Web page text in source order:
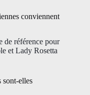
conviennent
de référence pour
et Lady Rosetta
sont-elles